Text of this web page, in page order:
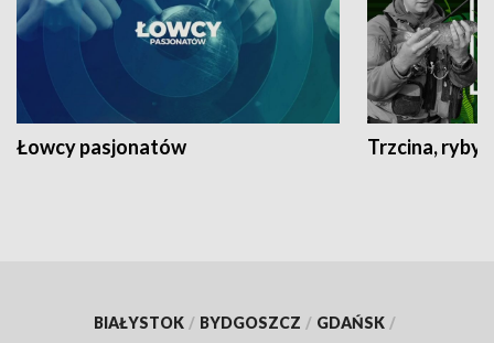
Łowcy pasjonatów Trzcina, ryby
BIAŁYSTOK / BYDGOSZCZ / GDAŃSK /